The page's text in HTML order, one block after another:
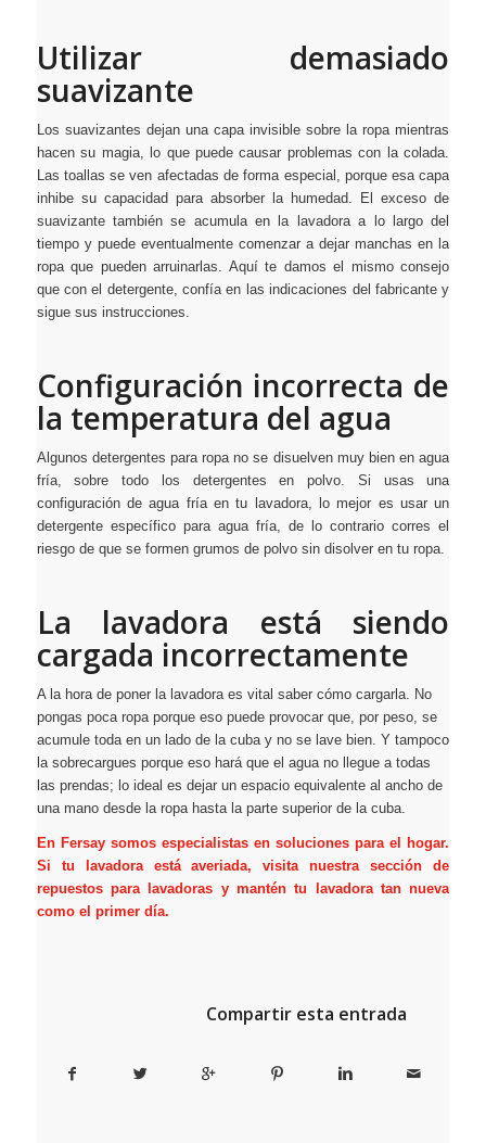
Utilizar demasiado
suavizante
Los suavizantes dejan una capa invisible sobre la ropa mientras
hacen su magia, lo que puede causar problemas con la colada.
Las toallas se ven afectadas de forma especial, porque esa capa
inhibe su capacidad para absorber la humedad. El exceso de
suavizante también se acumula en la lavadora a lo largo del
tiempo y puede eventualmente comenzar a dejar manchas en la
ropa que pueden arruinarlas. Aquí te damos el mismo consejo
que con el detergente, confía en las indicaciones del fabricante y
sigue sus instrucciones.
Configuración incorrecta de
la temperatura del agua
Algunos detergentes para ropa no se disuelven muy bien en agua
fría, sobre todo los detergentes en polvo. Si usas una
configuración de agua fría en tu lavadora, lo mejor es usar un
detergente específico para agua fría, de lo contrario corres el
riesgo de que se formen grumos de polvo sin disolver en tu ropa.
La lavadora está siendo
cargada incorrectamente
A la hora de poner la lavadora es vital saber cómo cargarla. No
pongas poca ropa porque eso puede provocar que, por peso, se
acumule toda en un lado de la cuba y no se lave bien. Y tampoco
la sobrecargues porque eso hará que el agua no llegue a todas
las prendas; lo ideal es dejar un espacio equivalente al ancho de
una mano desde la ropa hasta la parte superior de la cuba.
En Fersay somos especialistas en soluciones para el hogar.
Si tu lavadora está averiada, visita nuestra sección de
repuestos para lavadoras y mantén tu lavadora tan nueva
como el primer día.
Compartir esta entrada